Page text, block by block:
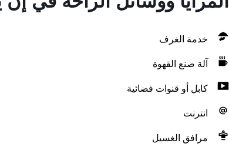
خدمة الغرف
آلة صنع القهوة
كابل أو قنوات فضائية
انترنت
مرافق الغسيل